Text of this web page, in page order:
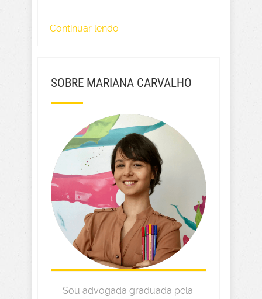
Continuar lendo
SOBRE MARIANA CARVALHO
Sou advogada graduada pela